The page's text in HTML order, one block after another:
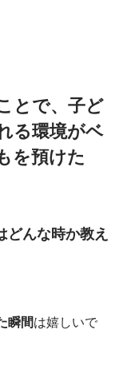
とで、子ど
る環境がベ
を預けた
んな時か教え
瞬間は嬉しいで